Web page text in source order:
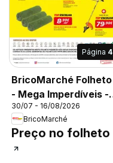
Página 4
BricoMarché Folheto
- Mega Imperdíveis -
Vila do Conde
30/07 - 16/08/2026
BricoMarché
Preço no folheto